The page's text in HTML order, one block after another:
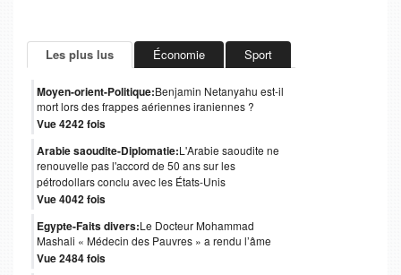
Les plus lus Économie Sport
Moyen-orient-Politique:Benjamin Netanyahu est-il
mort lors des frappes aériennes iraniennes ?
Vue 4242 fois
Arabie saoudite-Diplomatie:L'Arabie saoudite ne
renouvelle pas l'accord de 50 ans sur les
pétrodollars conclu avec les États-Unis
Vue 4042 fois
Egypte-Faits divers:Le Docteur Mohammad
Mashali « Médecin des Pauvres » a rendu l’âme
Vue 2484 fois